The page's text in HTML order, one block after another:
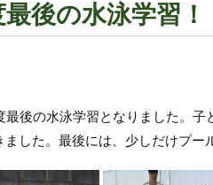
後の水泳学習！
後の水泳学習となりました。
した。最後には、少しだけプー